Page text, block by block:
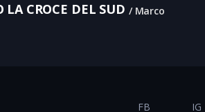
LA CROCE DEL SUD Marco
FB IG